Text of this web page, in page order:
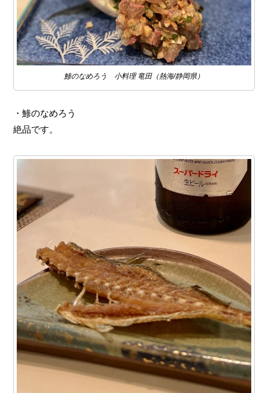
鯵のなめろう 小料理 竜田（熱海/静岡県）
・鯵のなめろう
絶品です。